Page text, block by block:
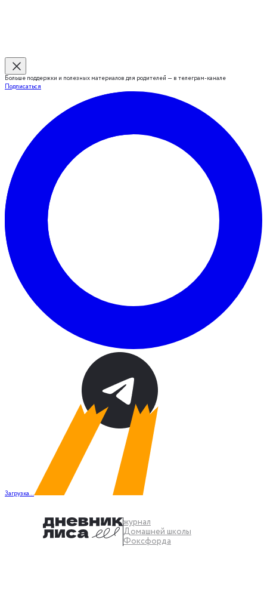
Больше поддержки и полезных материалов для родителей — в телеграм-канале
Подписаться
Загрузка...
журнал
Домашней школы
Фоксфорда